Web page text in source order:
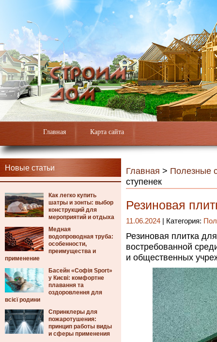
Главная Карта сайта
Новые статьи
Как легко купить
шатры и зонты: выбор
конструкций для
мероприятий и отдыха
Медная
водопроводная труба:
особенности,
преимущества и
применение
Басейн «Софія Sport»
у Києві: комфортне
плавання та
оздоровлення для
всієї родини
Спринклеры для
пожаротушения:
принцип работы виды
и сферы применения
Главная > Полезные
ступенек
Резиновая
11.06.2024 | Категория:
Резиновая плитка
востребованной
и общественных